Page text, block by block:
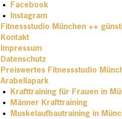
Facebook
Instagram
Fitnessstudio München ++
Kontakt
Impressum
Datenschutz
Preiswertes Fitnessstudio
Arabellapark
Krafttraining für Frauen in
Männer Krafttraining
Muskelaufbautraining in